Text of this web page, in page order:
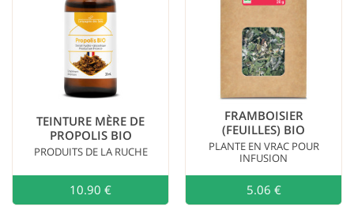
TEINTURE MÈRE DE
PROPOLIS BIO
PRODUITS DE LA RUCHE
10.90 € Ajouter au
FRAMBOISIER
(FEUILLES) BIO
PLANTE EN VRAC POUR
INFUSION
5.06 €